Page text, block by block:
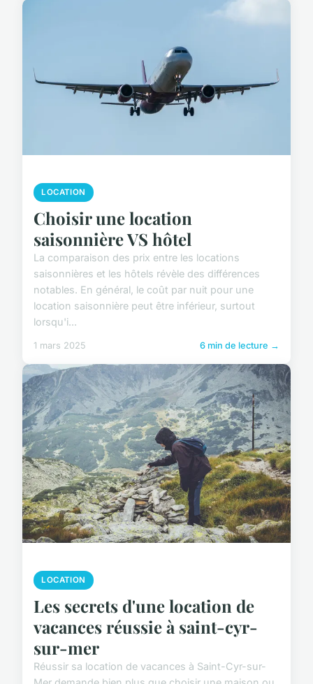
LOCATION
Choisir une location
saisonnière VS hôtel
La comparaison des prix entre les locations
saisonnières et les hôtels révèle des différences
notables. En général, le coût par nuit pour une
location saisonnière peut être inférieur, surtout
lorsqu'i...
1 mars 2025 6 min de lecture →
LOCATION
Les secrets d'une location de
vacances réussie à saint-cyr-
sur-mer
Réussir sa location de vacances à Saint-Cyr-sur-